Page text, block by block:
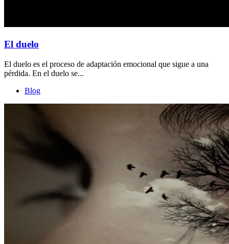
El duelo
El duelo es el proceso de adaptación emocional que sigue a una
pérdida. En el duelo se...
Blog